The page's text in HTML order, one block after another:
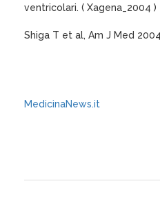
ventricolari. ( Xagena_2004 )
Shiga T et al, Am J Med
MedicinaNews.it